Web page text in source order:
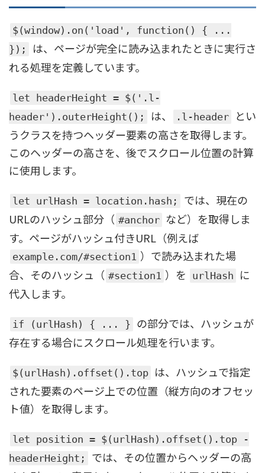
$(window).on('load', function() { ...
});
は、ページが完全に読み込まれたときに実行さ
れる処理を定義しています。
let headerHeight = $('.l-
header').outerHeight();
は、 .l-header
とい
うクラスを持つヘッダー要素の高さを取得します。
このヘッダーの高さを、後でスクロール位置の計算
に使用します。
let urlHash = location.hash;
では、現在の
URLのハッシュ部分（ #anchor など）を取得しま
す。ページがハッシュ付きURL（例えば
example.com/#section1 ）で読み込まれた場
合、そのハッシュ（ #section1 ）を urlHash
に
代入します。
if (urlHash) { ... } の部分では、ハッシュが
存在する場合にスクロール処理を行います。
$(urlHash).offset().top は、ハッシュで指定
された要素のページ上での位置（縦方向のオフセッ
ト値）を取得します。
let position = $(urlHash).offset().top -
headerHeight;
では、その位置からヘッダーの高